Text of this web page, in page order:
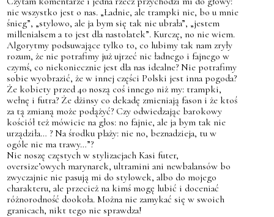
nie wszystko jest o nas. „Ładnie, ale trampki nie, bo u mnie
śnieg”, „stylowo, ale ja bym się tak nie ubrała”, „jestem
millenialsem a to jest dla nastolatek”. Kurczę, no nie wiem.
Algorytmy podsuwające tylko to, co lubimy tak nam zryły
rozum, że nie potrafimy już ujrzeć nic ładnego i fajnego w
czymś, co niekoniecznie jest dla nas idealne? Nie potrafimy
sobie wyobrazić, że w innej części Polski jest inna pogoda?
Że kobiety przed 40 noszą coś innego niż my: trampki,
wełnę i futra? Że dżinsy co dekadę zmieniają fason i że ktoś
za tą zmianą może podążyć? Czy odwiedzając barokowy
kościół też mówicie na głos: no fajnie, ale ja bym tak nie
urządziła… ? Na środku plaży: nie no, beznadzieja, tu w
ogóle nie ma trawy…”?
Nie noszę częstych w stylizacjach Kasi futer,
oversize’owych marynarek, ultramini ani newbalansów bo
zwyczajnie nie pasują mi do stylowek, albo do mojego
charakteru, ale przecież na kimś mogę lubić i doceniać
różnorodność dookoła. Można nie zamykać się w swoich
granicach, nikt tego nie sprawdza!